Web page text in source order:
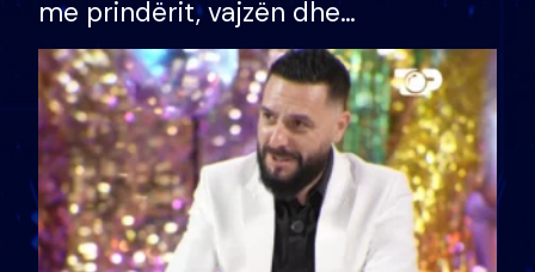
me prindërit, vajzën dhe
bashkëshorten: S’kemi ndonjë letër
divorci apo jo?